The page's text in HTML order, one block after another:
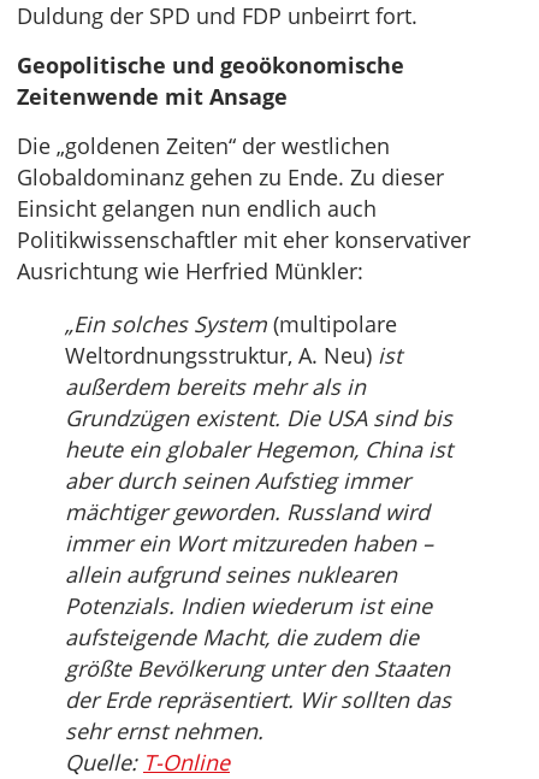
Duldung der SPD und FDP unbeirrt fort.
Geopolitische und geoökonomische
Zeitenwende mit Ansage
Die „goldenen Zeiten“ der westlichen
Globaldominanz gehen zu Ende. Zu dieser
Einsicht gelangen nun endlich auch
Politikwissenschaftler mit eher konservativer
Ausrichtung wie Herfried Münkler:
„Ein solches System (multipolare
Weltordnungsstruktur, A. Neu) ist
außerdem bereits mehr als in
Grundzügen existent. Die USA sind bis
heute ein globaler Hegemon, China ist
aber durch seinen Aufstieg immer
mächtiger geworden. Russland wird
immer ein Wort mitzureden haben –
allein aufgrund seines nuklearen
Potenzials. Indien wiederum ist eine
aufsteigende Macht, die zudem die
größte Bevölkerung unter den Staaten
der Erde repräsentiert. Wir sollten das
sehr ernst nehmen.
Quelle: T-Online